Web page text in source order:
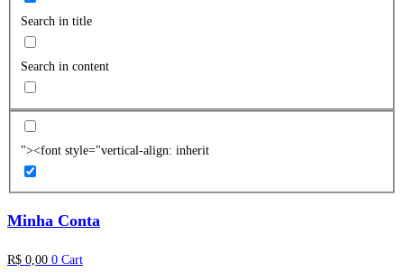
Search in title
Search in content
"><font style="vertical-align: inherit
Minha Conta
R$ 0,00 0 Cart